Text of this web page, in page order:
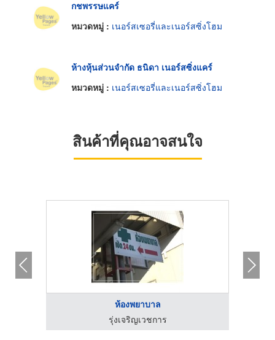
กชพรรษแคร์
หมวดหมู่ : เนอร์สเซอรี่และเนอร์สซิ่งโฮม
ห้างหุ้นส่วนจำกัด ธนิดา เนอร์สซิ่งแคร์
หมวดหมู่ : เนอร์สเซอรี่และเนอร์สซิ่งโฮม
สินค้าที่คุณอาจสนใจ
ห้องพยาบาล
รุ่งเจริญเวชการ